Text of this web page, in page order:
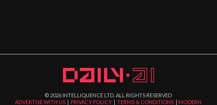
© 2026 INTELLIQUENCE LTD. ALL RIGHTS RESERVED
ADVERTISE WITH US | PRIVACY POLICY |TERMS & CONDITIONS | MODERN